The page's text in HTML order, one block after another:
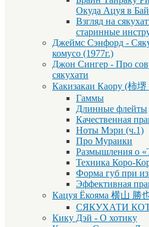
Окуда Ацуя в
Взгляд на
старинные
Джеймс Сэнфорд -
комусо (1977г.)
Джон Сингер - Про
сякухати
Какизакаи Каору (柿堺
Гаммы
Длинные флейты
Качественная
Ноты Мэри (ч.1)
Про Мураики
Размышления о
Техника Коро-
Форма губ при
Эффективная
Кацуя Ёкояма 横山 勝
СЯКУХАТИ
Кику Дэй - О хотику